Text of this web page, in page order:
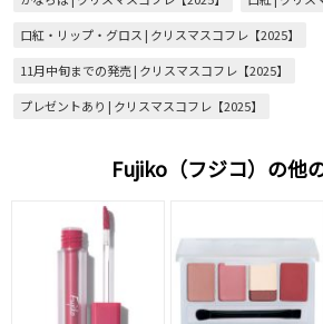
口紅・リップ・グロス | クリスマスコフレ【2025】
11月中旬までの発売 | クリスマスコフレ【2025】
プレゼントあり | クリスマスコフレ【2025】
Fujiko（フジコ）の他